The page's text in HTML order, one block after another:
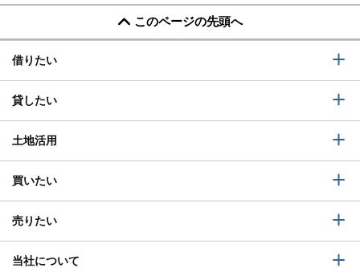
このページの先頭へ
借りたい
貸したい
土地活用
買いたい
売りたい
当社について